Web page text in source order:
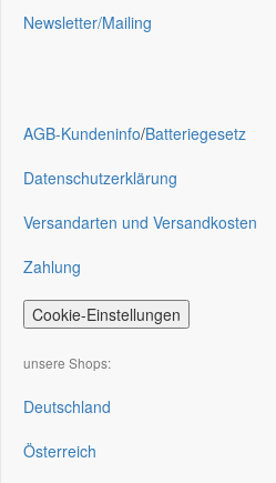
Newsletter/Mailing
AGB-Kundeninfo/Batteriegesetz
Datenschutzerklärung
Versandarten und Versandkosten
Zahlung
Cookie-Einstellungen
unsere Shops:
Deutschland
Österreich